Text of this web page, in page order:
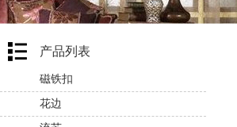
产品列表
磁铁扣
花边